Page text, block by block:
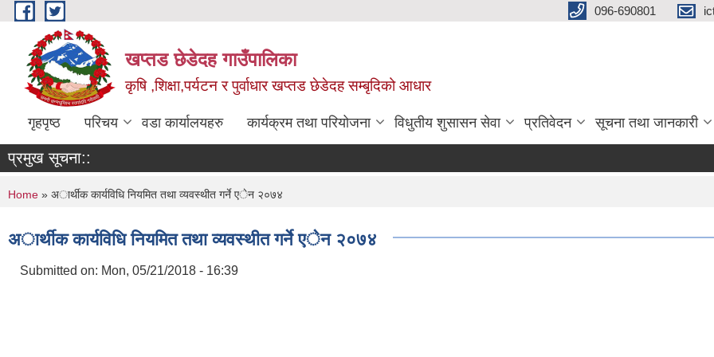
Skip to main content 096-690801
खप्तड छेडेदह गाउँपालिका
कृषि ,शिक्षा,पर्यटन र पुर्वाधार खप्तड छेडेदह सम्बृदिको आधार
गृहपृष्ठ परिचय वडा कार्यालयहरु कार्यक्रम तथा परियोजना विधुतीय शुसासन सेवा प्रतिवेदन सूचना तथा जानकारी
प्रमुख सूचना::
You are here
Home » अार्थीक कार्यविधि नियमित तथा व्यवस्थीत गर्ने एेन २०७४
अार्थीक कार्यविधि नियमित तथा व्यवस्थीत गर्ने एेन २०७४
Submitted on: Mon, 05/21/2018 - 16:39